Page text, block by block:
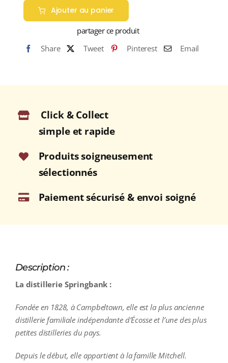
Ajouter au panier
partager ce produit
Share
Tweet Pinterest Email
Click & Collect
simple et rapide
Produits soigneusement
sélectionnés
Paiement sécurisé & envoi soigné
Description :
La distillerie Springbank :
Fondée en 1828, à Campbeltown, elle est la plus ancienne
distillerie familiale indépendante d’Écosse et l’une des plus
petites distilleries du pays.
Depuis le début, elle appartient à la famille Mitchell.